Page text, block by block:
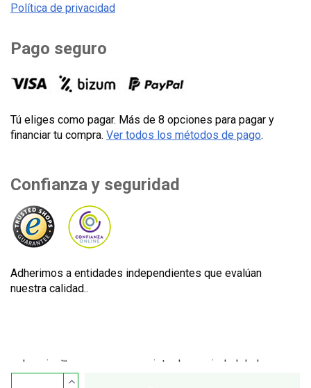
Política de privacidad
Pago seguro
Tú eliges como pagar. Más de 8 opciones para pagar y
financiar tu compra. Ver todos los métodos de pago.
Confianza y seguridad
Adherimos a entidades independientes que evalúan
nuestra calidad..
Lecuine™ es una marca registrada propiedad de Lecom
Projects S.L. © Copyright © 2012-2026. España. Todos los